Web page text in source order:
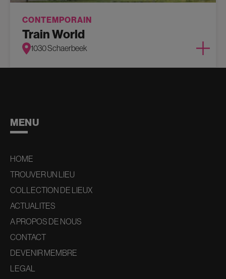
CONTEMPORAIN
Train World
1030 Schaerbeek
MENU
HOME
TROUVER UN LIEU
COLLECTION DE LIEUX
ACTUALITES
A PROPOS DE NOUS
CONTACT
DEVENIR MEMBRE
LEGAL